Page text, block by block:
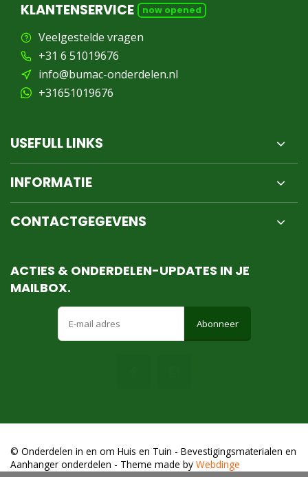
KLANTENSERVICE now opened
Veelgestelde vragen
+31 6 51019676
info@bumac-onderdelen.nl
+31651019676
USEFULL LINKS
INFORMATIE
CONTACTGEGEVENS
ACTIES & ONDERDELEN-UPDATES IN JE
MAILBOX.
Abonneer
© Onderdelen in en om Huis en Tuin - Bevestigingsmaterialen en
Aanhanger onderdelen - Theme made by Webdinge